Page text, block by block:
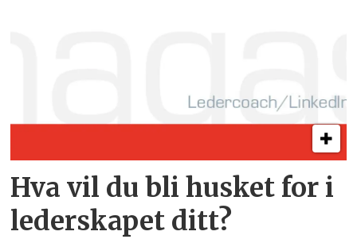
Hva vil du bli husket for i
lederskapet ditt?